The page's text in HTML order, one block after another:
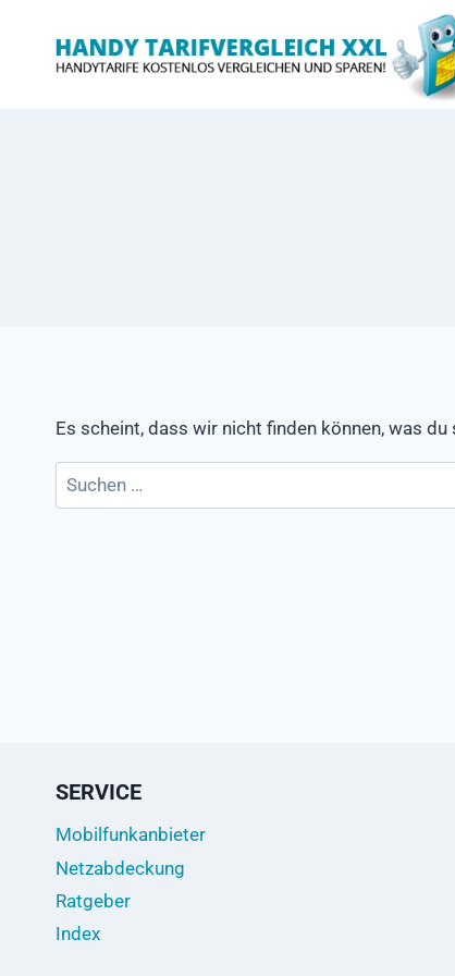
springen
Es scheint, dass wir nicht finden können, was
Suchen
nach:
SERVICE
Mobilfunkanbieter
Netzabdeckung
Ratgeber
Index